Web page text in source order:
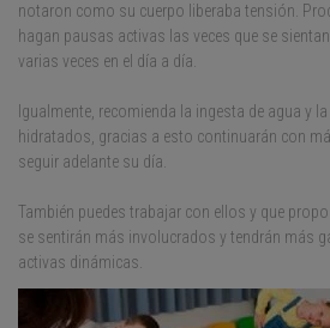
notaron como su cuerpo liberaba tensión.
hagan pausas activas las veces que se
varias veces en el día a día.
Igualmente, recomienda la ingesta de agua y
hidratados, gracias a esto continuarán con
seguir adelante su día.
También puedes trabajar con ellos y que
se sentirán más involucrados y tendrán más
activas dinámicas.